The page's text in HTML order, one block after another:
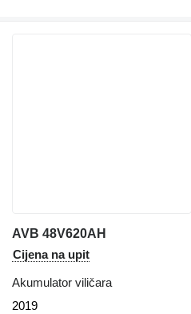
AVB 48V620AH
Cijena na upit
Akumulator viličara
2019